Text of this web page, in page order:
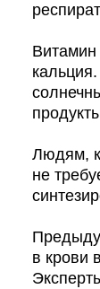
Людям,
не
в крови